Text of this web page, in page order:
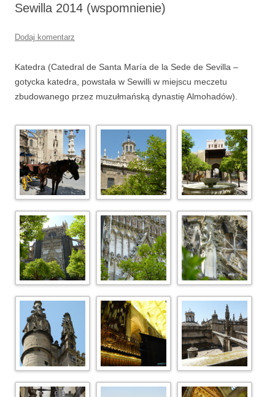
Sewilla 2014 (wspomnienie)
Dodaj komentarz
Katedra (Catedral de Santa María de la Sede de Sevilla –
gotycka katedra, powstała w Sewilli w miejscu meczetu
zbudowanego przez muzułmańską dynastię Almohadów).